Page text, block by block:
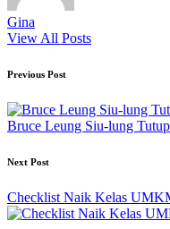
Gina
View All Posts
Post
navigation
Previous Post
Bruce Leung Siu-lung
Next Post
Checklist Naik Kelas